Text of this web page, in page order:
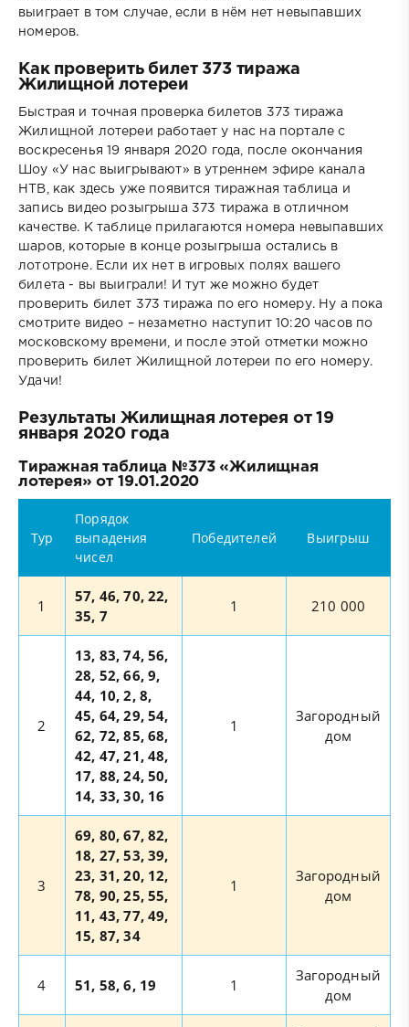
выиграет в том случае, если в нём нет невыпавших
номеров.
Как проверить билет 373 тиража
Жилищной лотереи
Быстрая и точная проверка билетов 373 тиража
Жилищной лотереи работает у нас на портале с
воскресенья 19 января 2020 года, после окончания
Шоу «У нас выигрывают» в утреннем эфире канала
НТВ, как здесь уже появится тиражная таблица и
запись видео розыгрыша 373 тиража в отличном
качестве. К таблице прилагаются номера невыпавших
шаров, которые в конце розыгрыша остались в
лототроне. Если их нет в игровых полях вашего
билета - вы выиграли! И тут же можно будет
проверить билет 373 тиража по его номеру. Ну а пока
смотрите видео – незаметно наступит 10:20 часов по
московскому времени, и после этой отметки можно
проверить билет Жилищной лотереи по его номеру.
Удачи!
Результаты Жилищная лотерея от 19
января 2020 года
Тиражная таблица №373 «Жилищная
лотерея» от 19.01.2020
Тур
Порядок
выпадения
чисел
Победителей Выигрыш
1
57, 46, 70, 22,
35, 7
1 210 000
2
13, 83, 74, 56,
28, 52, 66, 9,
44, 10, 2, 8,
45, 64, 29, 54,
62, 72, 85, 68,
42, 47, 21, 48,
17, 88, 24, 50,
14, 33, 30, 16
1
Загородный
дом
3
69, 80, 67, 82,
18, 27, 53, 39,
23, 31, 20, 12,
78, 90, 25, 55,
11, 43, 77, 49,
15, 87, 34
1
Загородный
дом
4 51, 58, 6, 19 1
Загородный
дом